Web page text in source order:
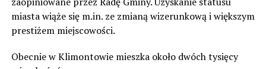
miasta wiąże się m.in. ze zmianą wizerunkową i większym
prestiżem miejscowości.
Obecnie w Klimontowie mieszka około dwóch tysięcy